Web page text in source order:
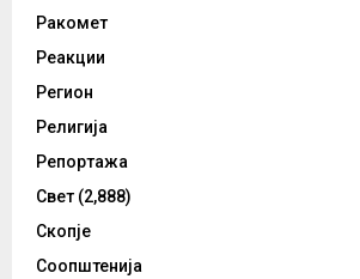
Ракомет
Реакции
Регион
Религија
Репортажа
Свет (2,888)
Скопје
Соопштенија